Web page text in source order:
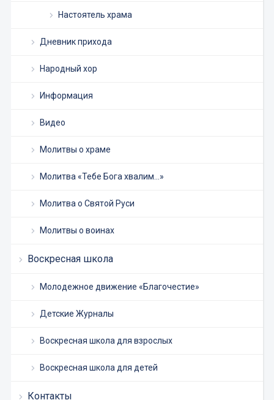
Настоятель храма
Дневник прихода
Народный хор
Информация
Видео
Молитвы о храме
Молитва «Тебе Бога хвалим…»
Молитва о Святой Руси
Молитвы о воинах
Воскресная школа
Молодежное движение «Благочестие»
Детские Журналы
Воскресная школа для взрослых
Воскресная школа для детей
Контакты